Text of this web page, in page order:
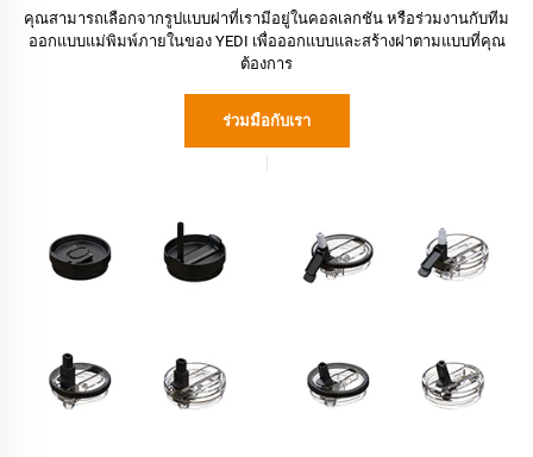
คุณสามารถเลือกจากรูปแบบฝาที่เรามีอยู่ในคอลเลกชัน หรือร่วมงานกับทีม
ออกแบบแม่พิมพ์ภายในของ YEDI เพื่อออกแบบและสร้างฝาตามแบบที่คุณ
ต้องการ
ร่วมมือกับเรา